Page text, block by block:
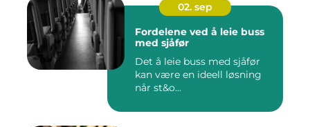
02. sep
Fordelene ved å leie buss
med sjåfør
Det å leie buss med sjåfør
kan være en ideell løsning
når st&o...